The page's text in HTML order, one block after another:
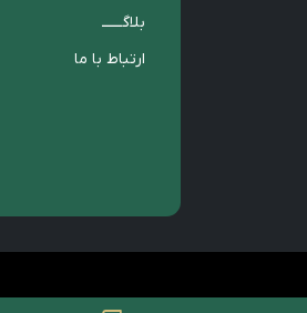
بلاگــــــ
ارتباط با ما